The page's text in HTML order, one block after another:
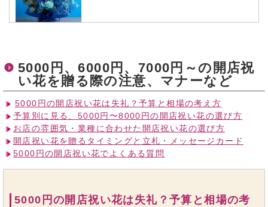
5000円、6000円、7000円～の開店祝
い花を贈る際の注意、マナーなど
5000円の開店祝い花は失礼？予算と相場の考え方
予算別に見る、5000円〜8000円の開店祝い花の選び方
お店の雰囲気・業種に合わせた開店祝い花の選び方
開店祝い花を贈るタイミングと立札・メッセージカード
5000円の開店祝い花でよくある質問
5000円の開店祝い花は失礼？予算と相場の考